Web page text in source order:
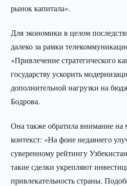
рынок капитала».
Для экономики в целом
далеко за рамки
«Привлечение стратегического
государству ускорить
дополнительной нагрузки на
Бодрова.
Она также обратила внимание на
контекст: «На фоне недавнего
суверенному рейтингу
такие сделки укрепляют
привлекательность страны.